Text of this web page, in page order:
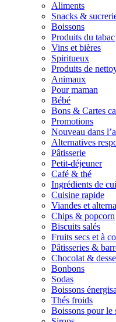
Aliments
Snacks &
Boissons
Produits du tabac
Vins et bières
Spiritueux
Produits de
Animaux
Pour maman
Bébé
Bons & Cartes
Promotions
Nouveau dans
Alternatives
Pâtisserie
Petit-déjeuner
Café & thé
Ingrédients de
Cuisine rapide
Viandes et
Chips & popcorn
Biscuits salés
Fruits secs et à
Pâtisseries &
Chocolat &
Bonbons
Sodas
Boissons
Thés froids
Boissons pour le